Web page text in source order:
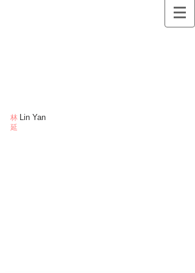
林 Lin Yan
延